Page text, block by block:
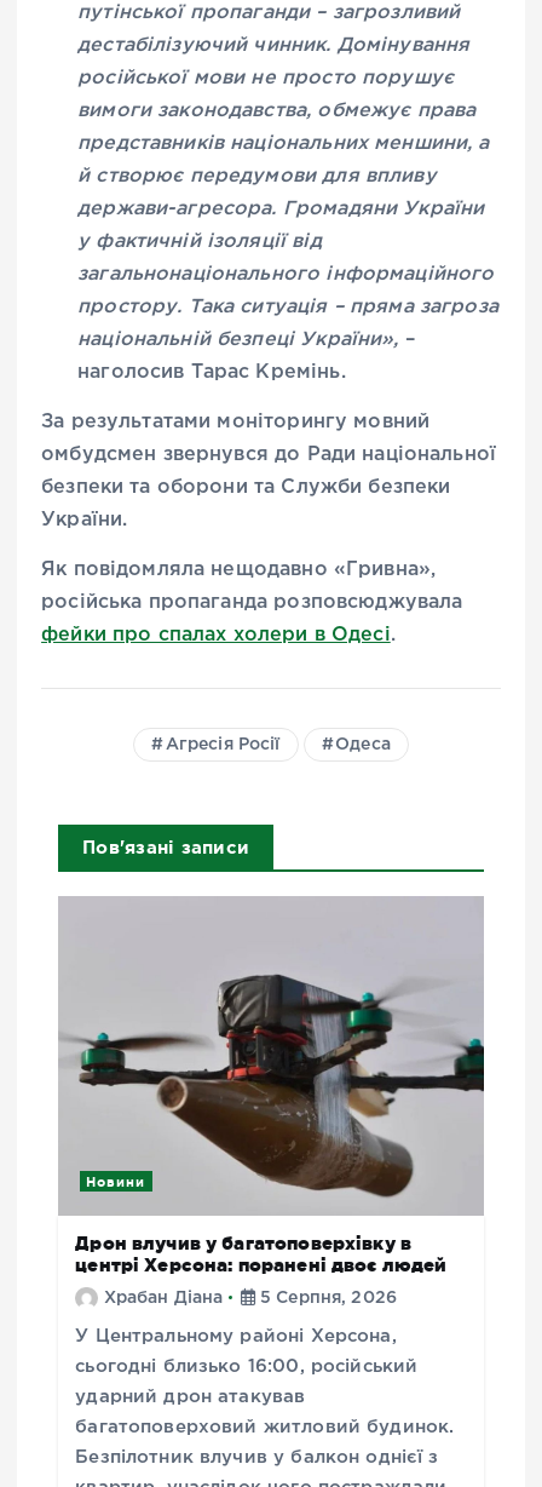
путінської пропаганди – загрозливий
дестабілізуючий чинник. Домінування
російської мови не просто порушує
вимоги законодавства, обмежує права
представників національних меншини, а
й створює передумови для впливу
держави-агресора. Громадяни України
у фактичній ізоляції від
загальнонаціонального інформаційного
простору. Така ситуація – пряма загроза
національній безпеці України», –
наголосив Тарас Кремінь.
За результатами моніторингу мовний
омбудсмен звернувся до Ради національної
безпеки та оборони та Служби безпеки
України.
Як повідомляла нещодавно «Гривна»,
російська пропаганда розповсюджувала
фейки про спалах холери в Одесі.
Агресія Росії Одеса
Пов'язані записи
Новини
Дрон влучив у багатоповерхівку в
центрі Херсона: поранені двоє людей
Храбан Діана 5 Серпня, 2026
У Центральному районі Херсона,
сьогодні близько 16:00, російський
ударний дрон атакував
багатоповерховий житловий будинок.
Безпілотник влучив у балкон однієї з